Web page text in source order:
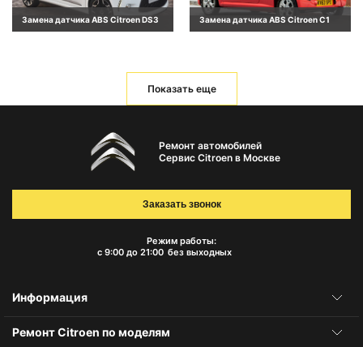
Замена датчика ABS Citroen DS3 Замена датчика ABS Citroen C1
Показать еще
Ремонт автомобилей
Сервис Citroen в Москве
Режим работы:
с 9:00 до 21:00 без выходных
Заказать звонок
Информация
Ремонт Citroen по моделям